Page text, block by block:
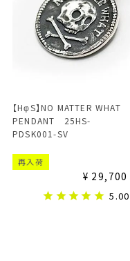
【HφS】NO MATTER WHAT
PENDANT 25HS-
PDSK001-SV
再入荷
¥ 29,700
5.00